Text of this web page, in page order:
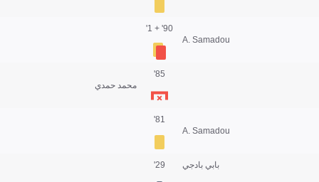
A. Samadou
90' + 1'
محمد حمدي
85'
A. Samadou
81'
بابي بادجي 29'